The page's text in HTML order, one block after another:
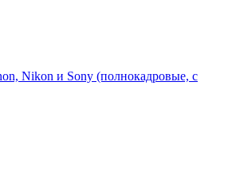
Nikon и Sony (полнокадровые, с